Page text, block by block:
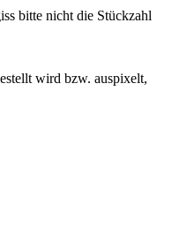
bitte nicht die Stückzahl
wird bzw. auspixelt,